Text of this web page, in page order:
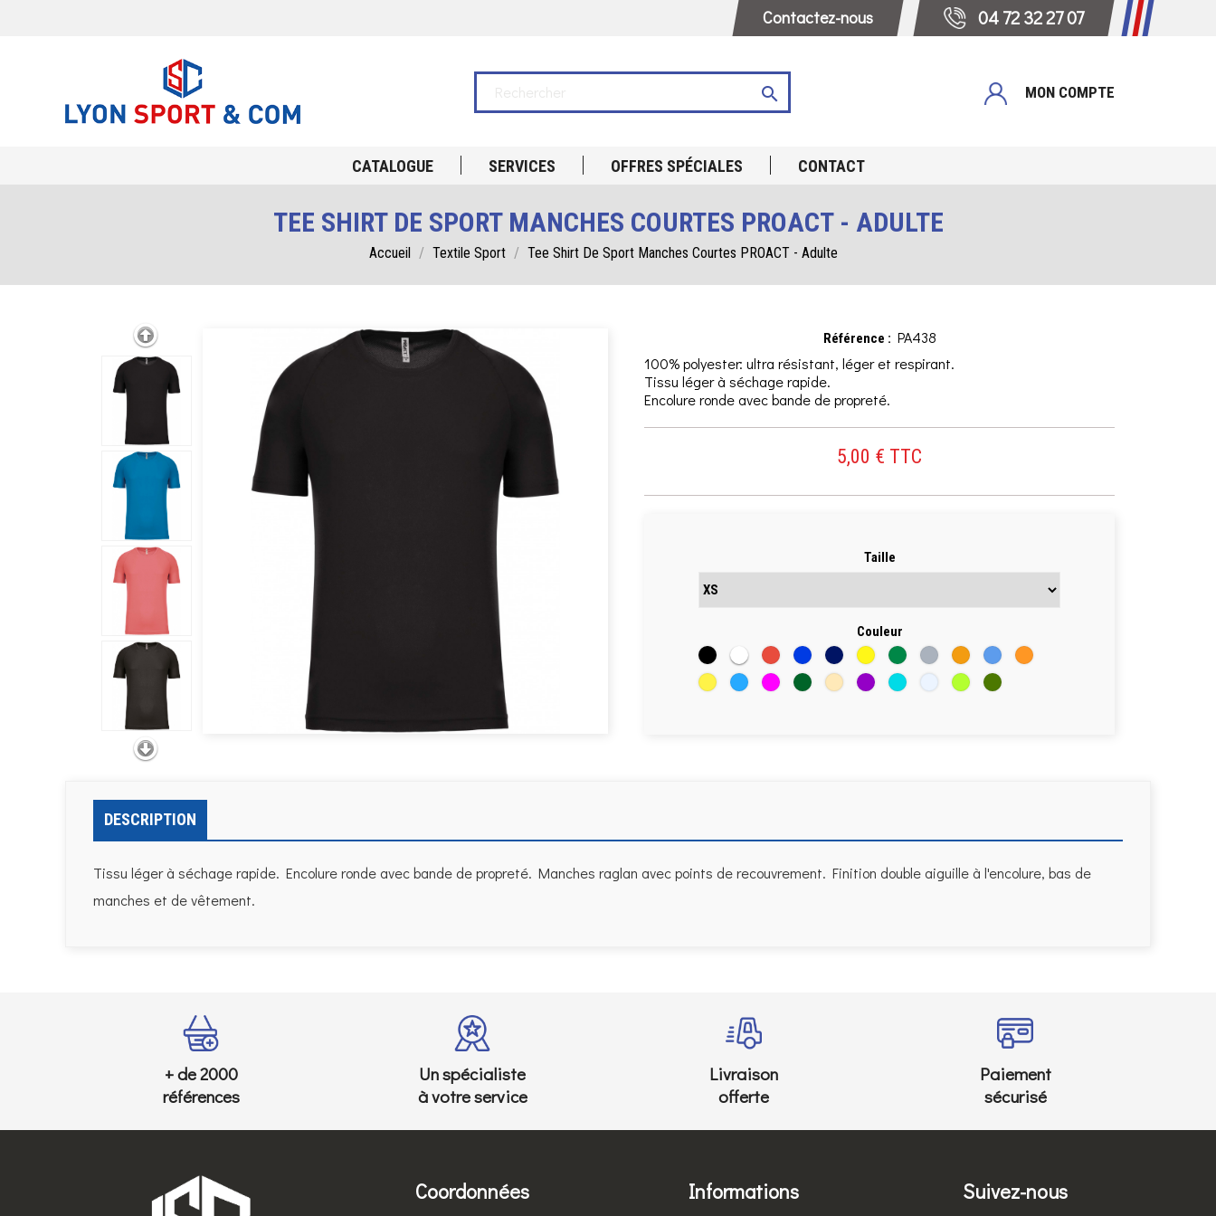
Contactez-nous 04 72 32 27 07
 MON COMPTE
CATALOGUE SERVICES OFFRES SPÉCIALES CONTACT
TEE SHIRT DE SPORT MANCHES COURTES PROACT - ADULTE
Accueil Textile Sport Tee Shirt De Sport Manches Courtes PROACT - Adulte
Référence : PA438
100% polyester: ultra résistant, léger et respirant.
Tissu léger à séchage rapide.
Encolure ronde avec bande de propreté.
5,00 € TTC
Taille
Couleur
Noir
BlancRougeBleu
roi
Bleu
Marine
JauneVert Gris OrangeBleu
Solar
Solar Atoll FuschiaMillenial
Sand VIOLETTURQUOISE
LIGHTLIME
DARK
DESCRIPTION
Tissu léger à séchage rapide. Encolure ronde avec bande de propreté. Manches raglan avec points de recouvrement. Finition double aiguille à l'encolure, bas de
manches et de vêtement.
+ de 2000
références
Un spécialiste
à votre service
Livraison
offerte
Paiement
sécurisé
Coordonnées Informations Suivez-nous